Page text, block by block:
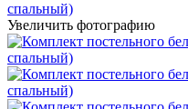
Увеличить фотографию